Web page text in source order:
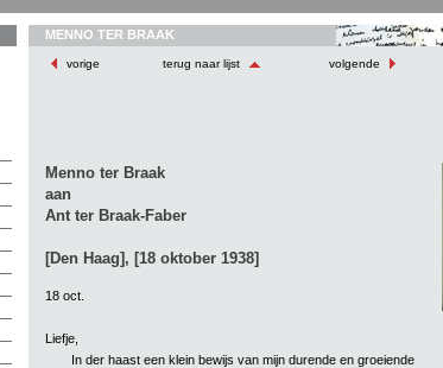
MENNO TER BRAAK
vorige terug naar lijst volgende
Menno ter Braak
aan
Ant ter Braak-Faber
[Den Haag], [18 oktober 1938]
18 oct.
Liefje,
In der haast een klein bewijs van mijn durende en groeiende